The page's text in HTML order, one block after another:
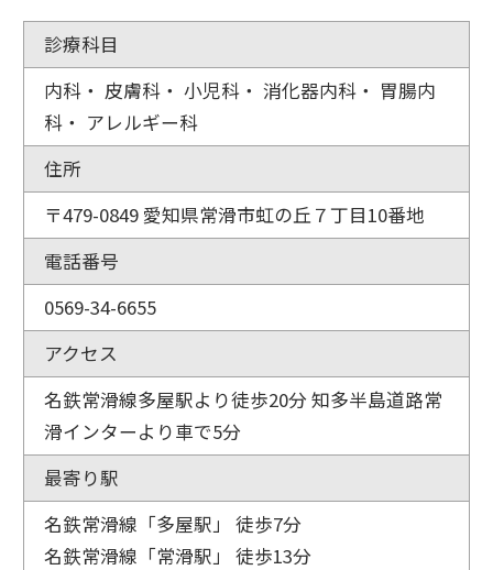
診療科目
内科・ 皮膚科・ 小児科・ 消化器内科・ 胃腸内
科・ アレルギー科
住所
〒479-0849 愛知県常滑市虹の丘７丁目10番地
電話番号
0569-34-6655
アクセス
名鉄常滑線多屋駅より徒歩20分 知多半島道路常
滑インターより車で5分
最寄り駅
名鉄常滑線「多屋駅」 徒歩7分
名鉄常滑線「常滑駅」 徒歩13分